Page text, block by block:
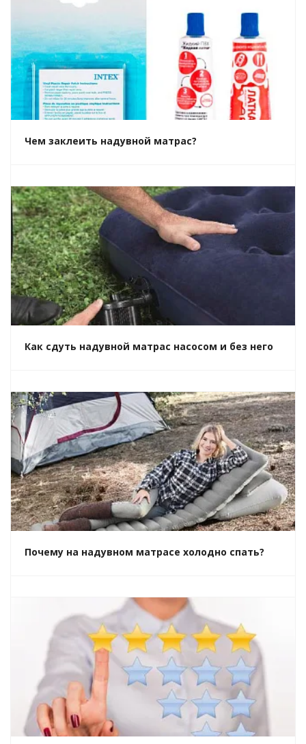
Чем заклеить надувной матрас?
Как сдуть надувной матрас насосом и без него
Почему на надувном матрасе холодно спать?